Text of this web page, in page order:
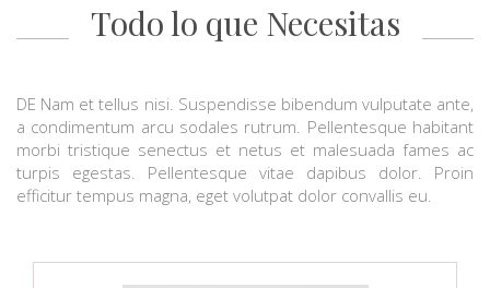
Todo lo que Necesitas
DE Nam et tellus nisi. Suspendisse bibendum vulputate ante,
a condimentum arcu sodales rutrum. Pellentesque habitant
morbi tristique senectus et netus et malesuada fames ac
turpis egestas. Pellentesque vitae dapibus dolor. Proin
efficitur tempus magna, eget volutpat dolor convallis eu.